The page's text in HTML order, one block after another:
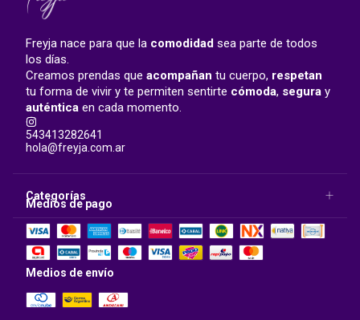
Freyja nace para que la comodidad sea parte de todos
los días.
Creamos prendas que acompañan tu cuerpo, respetan
tu forma de vivir y te permiten sentirte cómoda, segura y
auténtica en cada momento.
543413282641
hola@freyja.com.ar
Categorías
Medios de pago
Medios de envío